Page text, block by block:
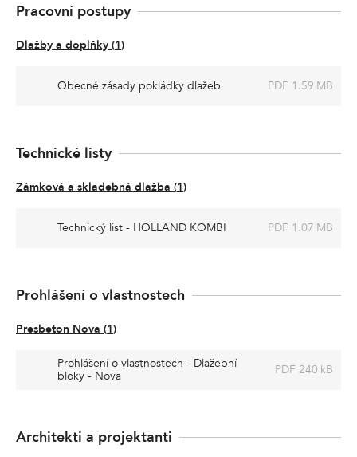
Pracovní postupy
Dlažby a doplňky (1)
Obecné zásady pokládky dlažeb PDF 1.59 MB
Technické listy
Zámková a skladebná dlažba (1)
Technický list - HOLLAND KOMBI PDF 1.07 MB
Prohlášení o vlastnostech
Presbeton Nova (1)
Prohlášení o vlastnostech - Dlažební
bloky - Nova
PDF 240 kB
Architekti a projektanti